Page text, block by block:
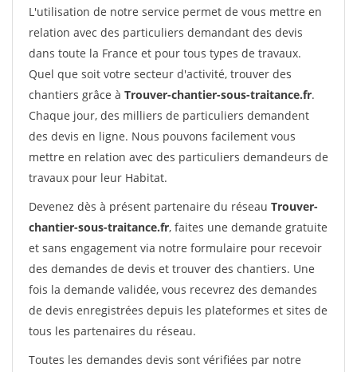
L'utilisation de notre service permet de vous mettre en
relation avec des particuliers demandant des devis
dans toute la France et pour tous types de travaux.
Quel que soit votre secteur d'activité, trouver des
chantiers grâce à Trouver-chantier-sous-traitance.fr.
Chaque jour, des milliers de particuliers demandent
des devis en ligne. Nous pouvons facilement vous
mettre en relation avec des particuliers demandeurs de
travaux pour leur Habitat.
Devenez dès à présent partenaire du réseau Trouver-
chantier-sous-traitance.fr, faites une demande gratuite
et sans engagement via notre formulaire pour recevoir
des demandes de devis et trouver des chantiers. Une
fois la demande validée, vous recevrez des demandes
de devis enregistrées depuis les plateformes et sites de
tous les partenaires du réseau.
Toutes les demandes devis sont vérifiées par notre